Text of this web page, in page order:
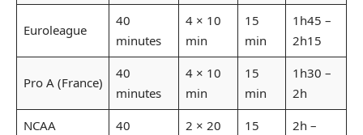
Euroleague
40
minutes
4 × 10
min
15
min
1h45 –
2h15
Pro A (France)
40
minutes
4 × 10
min
15
min
1h30 –
2h
NCAA
40
2 × 20
15
2h –